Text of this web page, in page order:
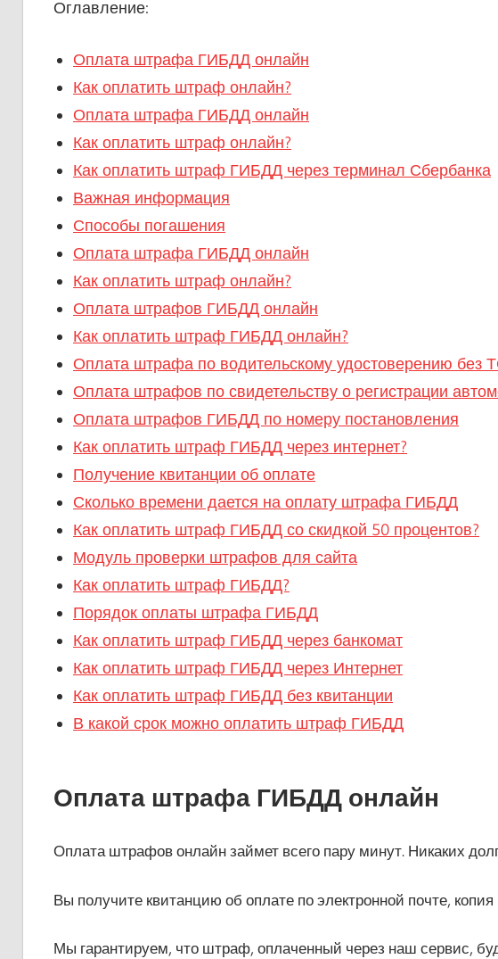
Оглавление:
Оплата штрафа ГИБДД онлайн
Как оплатить штраф онлайн?
Оплата штрафа ГИБДД онлайн
Как оплатить штраф онлайн?
Как оплатить штраф ГИБДД через терминал Сбербанка
Важная информация
Способы погашения
Оплата штрафа ГИБДД онлайн
Как оплатить штраф онлайн?
Оплата штрафов ГИБДД онлайн
Как оплатить штраф ГИБДД онлайн?
Оплата штрафа по водительскому удостоверению без
Оплата штрафов по свидетельству о регистрации
Оплата штрафов ГИБДД по номеру постановления
Как оплатить штраф ГИБДД через интернет?
Получение квитанции об оплате
Сколько времени дается на оплату штрафа ГИБДД
Как оплатить штраф ГИБДД со скидкой 50 процентов?
Модуль проверки штрафов для сайта
Как оплатить штраф ГИБДД?
Порядок оплаты штрафа ГИБДД
Как оплатить штраф ГИБДД через банкомат
Как оплатить штраф ГИБДД через Интернет
Как оплатить штраф ГИБДД без квитанции
В какой срок можно оплатить штраф ГИБДД
Оплата штрафа ГИБДД онлайн
Оплата штрафов онлайн займет всего пару минут. Никаких
Вы получите квитанцию об оплате по электронной почте,
Мы гарантируем, что штраф, оплаченный через наш сервис,